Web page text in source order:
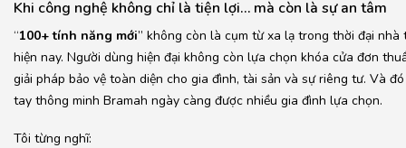
Khi công nghệ không chỉ là tiện lợi… mà còn là sự an tâm
“100+ tính năng mới” không còn là cụm từ xa lạ trong thời đại
hiện nay. Người dùng hiện đại không còn lựa chọn khóa cửa đơn
giải pháp bảo vệ toàn diện cho gia đình, tài sản và sự riêng tư. Và
tay thông minh Bramah ngày càng được nhiều gia đình lựa chọn.
Tôi từng nghĩ: